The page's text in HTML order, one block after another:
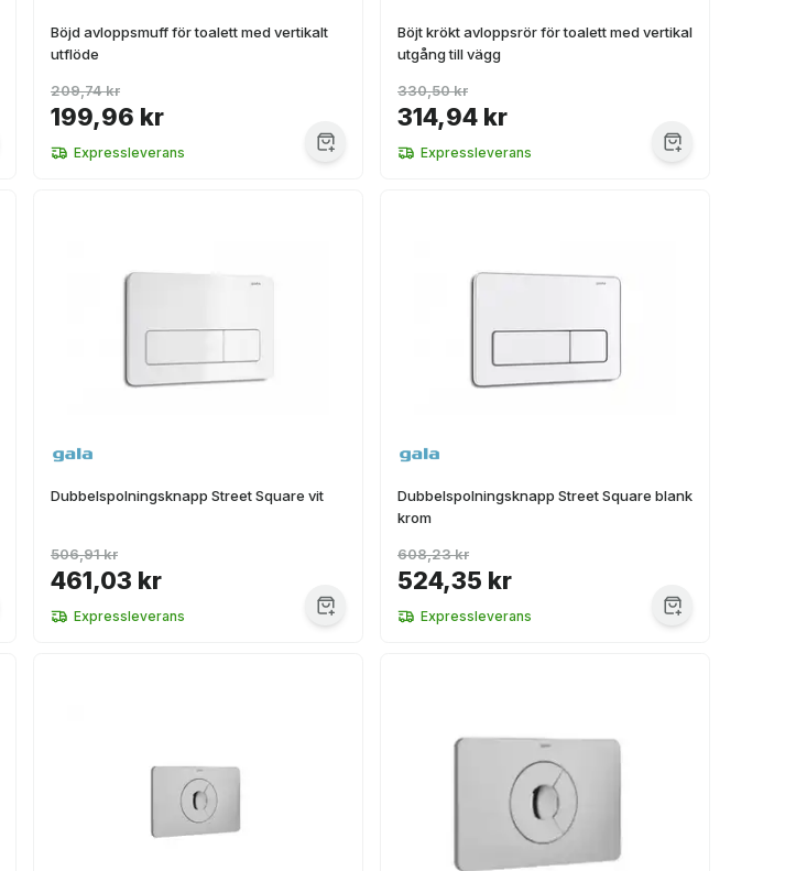
Böjd avloppsmuff för toalett med vertikalt
utflöde
199,96 kr
209,74 kr
Expressleverans
Böjt krökt avloppsrör för toalett med vertikal
utgång till vägg
314,94 kr
330,50 kr
Expressleverans
Dubbelspolningsknapp Street Square vit
461,03 kr
506,91 kr
Expressleverans
Dubbelspolningsknapp Street Square blank
krom
524,35 kr
608,23 kr
Expressleverans